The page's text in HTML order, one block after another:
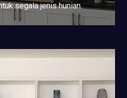
segala jenis hunian.